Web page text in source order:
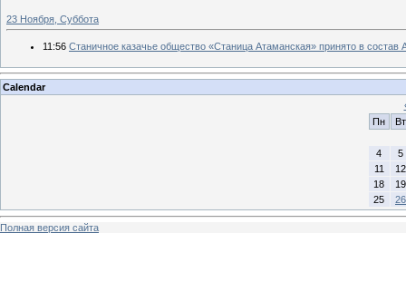
23 Ноября, Суббота
11:56 Станичное казачье общество «Станица Атаманская» принято в состав
Calendar
Пн
Вт
4
5
11
12
18
19
25
26
Полная версия сайта